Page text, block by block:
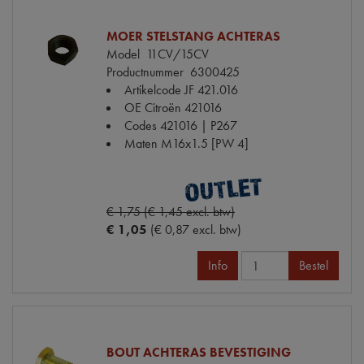
MOER STELSTANG ACHTERAS
Model 11CV/15CV
Productnummer 6300425
Artikelcode JF421.016
OE Citroën 421016
Codes 421016 | P267
Maten M16x1.5 [PW 4]
€ 1,75 (€ 1,45 excl. btw)
€ 1,05 (€ 0,87 excl. btw)
Info Bestel
BOUT ACHTERAS BEVESTIGING